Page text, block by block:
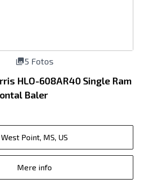
5 Fotos
HLO-608AR40 Single Ram
Baler
West Point, MS, US
Mere info